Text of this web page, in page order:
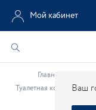
Ваш
Мой кабинет
Главная
Туалетная коробочка